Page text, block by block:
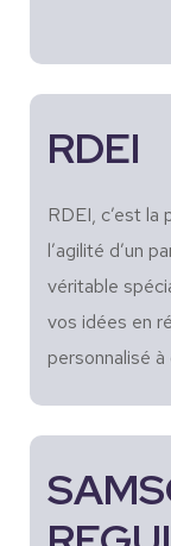
RDEI
RDEI, c’est la
l’agilité d’un
véritable
vos idées en
personnalisé